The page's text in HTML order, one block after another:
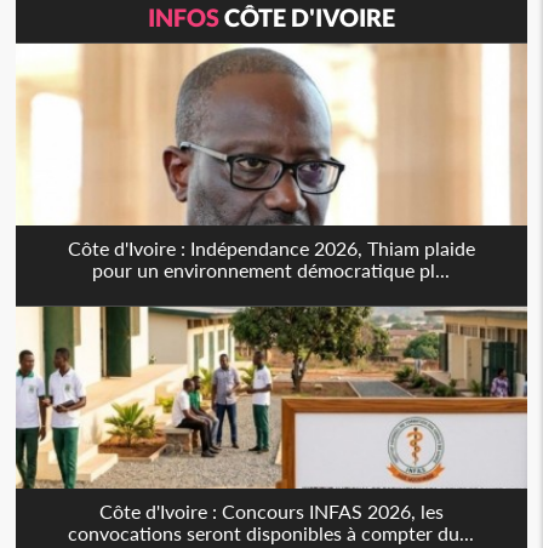
INFOSCÔTE D'IVOIRE
Côte d'Ivoire : Indépendance 2026, Thiam plaide
pour un environnement démocratique pl...
Côte d'Ivoire : Concours INFAS 2026, les
convocations seront disponibles à compter du...